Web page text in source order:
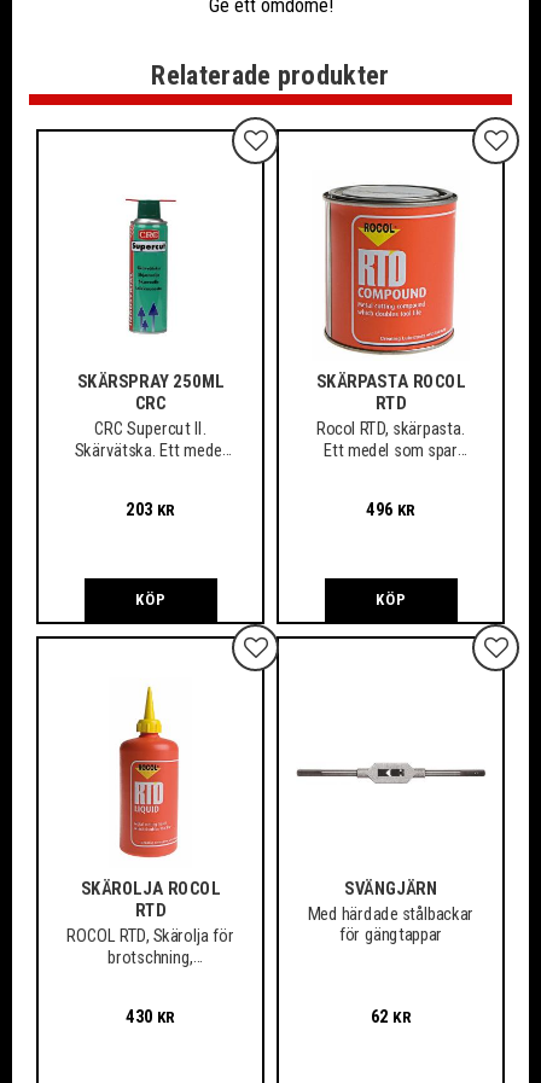
Ge ett omdöme!
Relaterade produkter
SKÄRSPRAY 250ML
CRC
CRC Supercut II.
Skärvätska. Ett medel
203 KR
Lägg till i favoriter
KÖP
SKÄRPASTA ROCOL
RTD
Rocol RTD, skärpasta.
Ett medel som spar
mest svårbearbetade
496 KR
Lägg
KÖP
SKÄROLJA ROCOL
RTD
ROCOL RTD, Skärolja för
brotschning,
430 KR
Lägg till i favoriter
SVÄNGJÄRN
Med härdade stålbackar
för gängtappar
62 KR
Lägg